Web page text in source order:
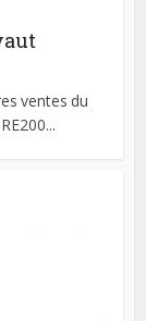
ventes du